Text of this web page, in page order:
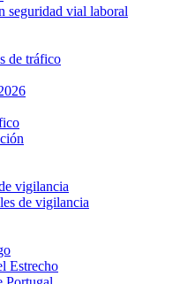
seguridad vial laboral
de tráfico
vigilancia
de vigilancia
Estrecho